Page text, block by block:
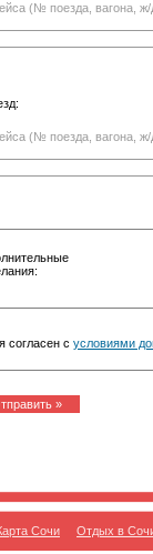
(№ поезда, вагона, ж/
(№ поезда, вагона, ж/
я согласен с условиями
Сочи Отдых в